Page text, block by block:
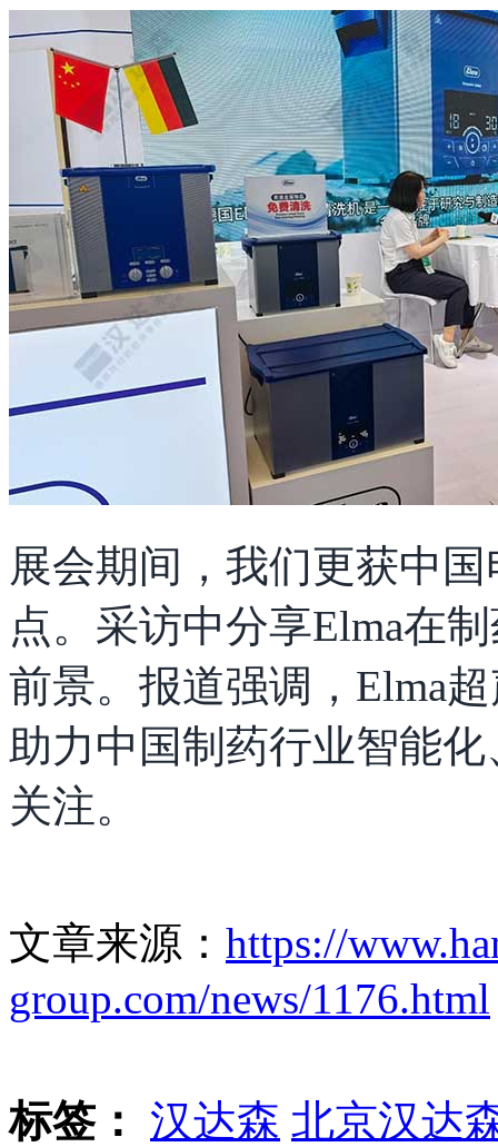
展会期间，我们更获中
点。采访中分享Elma在
前景。报道强调，Elma
助力中国制药行业智能
关注。
文章来源： https://
group.com/news/1176.html
标签： 汉达森 北京汉达